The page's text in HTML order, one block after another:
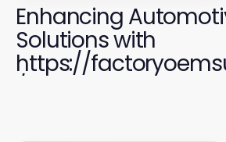
Enhancing
Solutions with
https://